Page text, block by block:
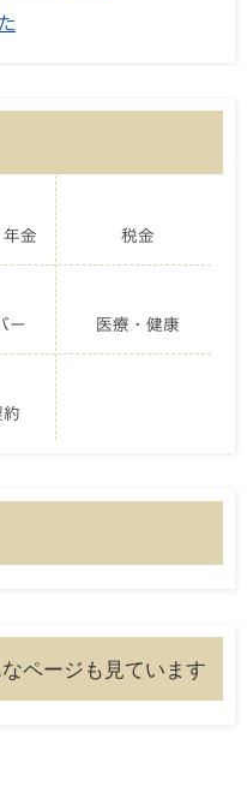
年金 税金
ー 医療・健康
約
ページも見ています